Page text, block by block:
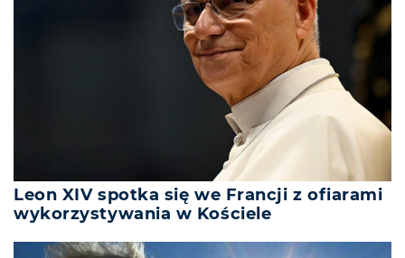
Leon XIV spotka się we Francji z ofiarami
wykorzystywania w Kościele